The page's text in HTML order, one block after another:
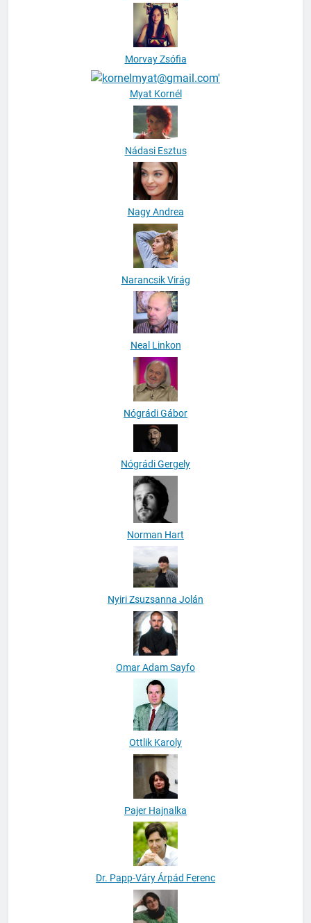
Morvay Zsófia
Myat Kornél
Nádasi Esztus
Nagy Andrea
Narancsik Virág
Neal Linkon
Nógrádi Gábor
Nógrádi Gergely
Norman Hart
Nyiri Zsuzsanna Jolán
Omar Adam Sayfo
Ottlik Karoly
Pajer Hajnalka
Dr. Papp-Váry Árpád Ferenc